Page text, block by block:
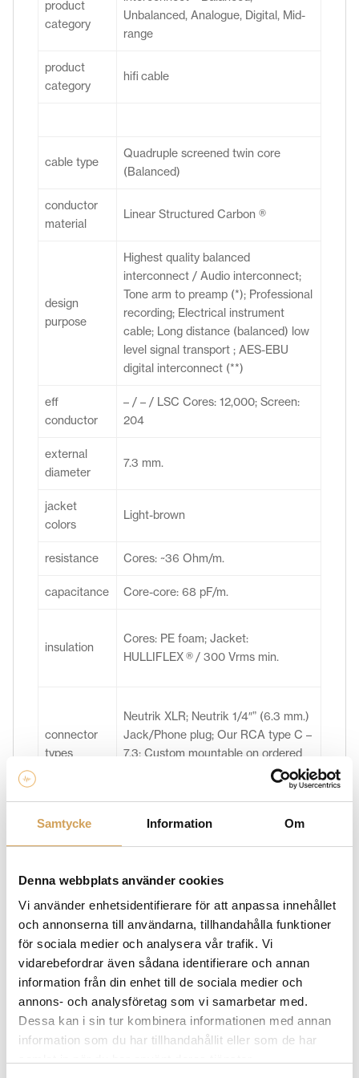
Samtycke Information Om
Denna webbplats använder cookies
Vi använder enhetsidentifierare för att anpassa innehållet
och annonserna till användarna, tillhandahålla funktioner
för sociala medier och analysera vår trafik. Vi
vidarebefordrar även sådana identifierare och annan
information från din enhet till de sociala medier och
annons- och analysföretag som vi samarbetar med.
Dessa kan i sin tur kombinera informationen med annan
information som du har tillhandahållit eller som de har
product
category
Unbalanced, Analogue, Digital, Mid-
range
product
category
hifi cable
cable type
Quadruple screened twin core
(Balanced)
conductor
material
Linear Structured Carbon ®
design
purpose
Highest quality balanced
interconnect / Audio interconnect;
Tone arm to preamp (*); Professional
recording; Electrical instrument
cable; Long distance (balanced) low
level signal transport ; AES-EBU
digital interconnect (**)
eff
conductor
– / – / LSC Cores: 12,000; Screen:
204
external
diameter
7.3 mm.
jacket
colors
Light-brown
resistance Cores: ~36 Ohm/m.
capacitance Core-core: 68 pF/m.
insulation
Cores: PE foam; Jacket:
HULLIFLEX ® / 300 Vrms min.
connector
types
Neutrik XLR; Neutrik 1/4″” (6.3 mm.)
Jack/Phone plug; Our RCA type C –
7.3; Custom mountable on ordered
standard
sales units
Stereo pair packed with XLR
(balanced) or RCA (unbalanced)
1.5 m. lengths;
Single packed for AES-EBU digital
audio interface purposes with XLR
(balanced) connectors in 0.6, 0.8,
1.0, 1.2 and 1.5 m. lengths; For digital
audio longer than 5.0m of The
SECOND ® are not advised.
Other lengths: please consult your
van den Hul dealer or the van den